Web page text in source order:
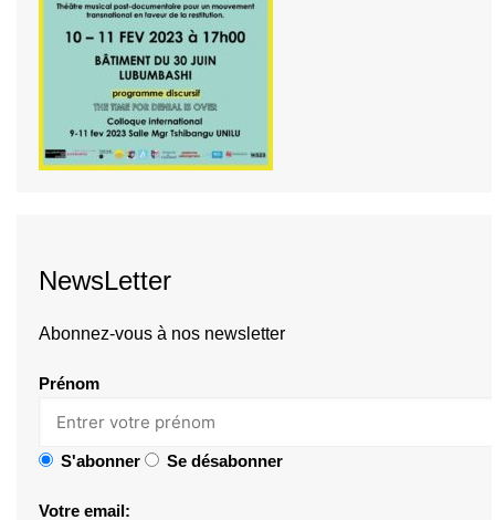
NewsLetter
Abonnez-vous à nos newsletter
Prénom
S'abonner Se désabonner
Votre email: